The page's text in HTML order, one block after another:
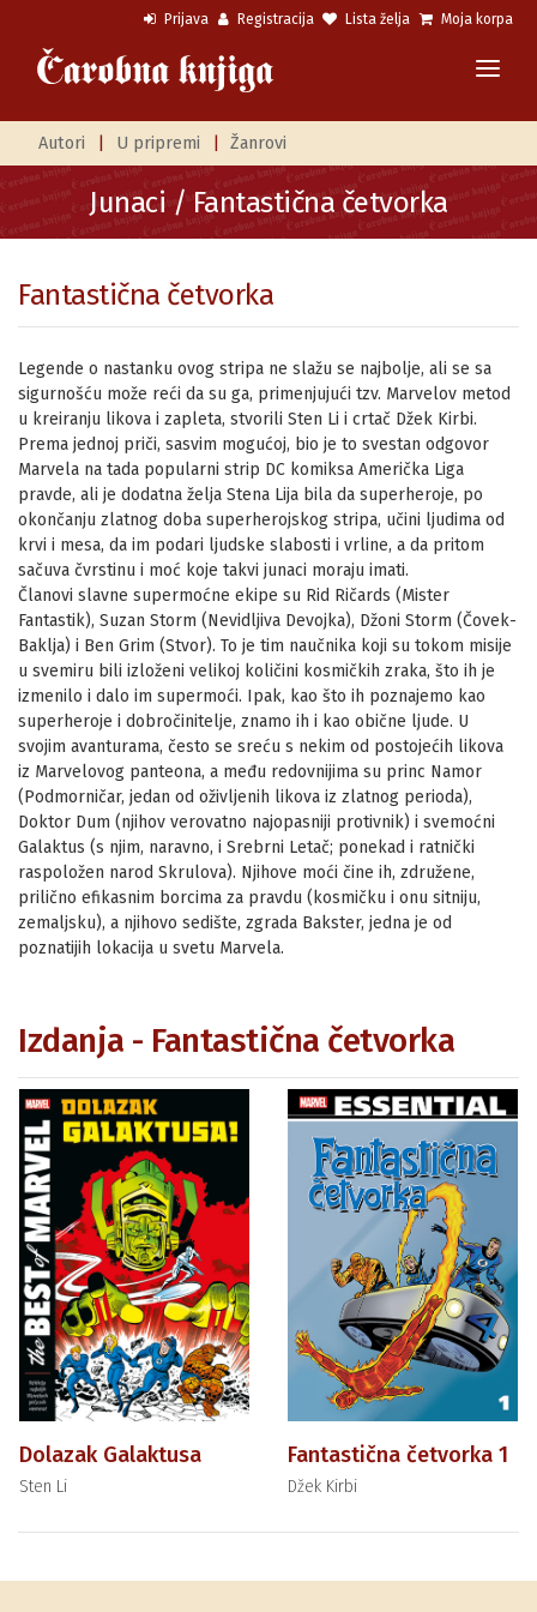
Prijava Registracija Lista želja Moja korpa
Autori U pripremi Žanrovi
Junaci/ Fantastična četvorka
Fantastična četvorka
Legende o nastanku ovog stripa ne slažu se najbolje, ali se sa
sigurnošću može reći da su ga, primenjujući tzv. Marvelov metod
u kreiranju likova i zapleta, stvorili Sten Li i crtač Džek Kirbi.
Prema jednoj priči, sasvim mogućoj, bio je to svestan odgovor
Marvela na tada popularni strip DC komiksa Američka Liga
pravde, ali je dodatna želja Stena Lija bila da superheroje, po
okončanju zlatnog doba superherojskog stripa, učini ljudima od
krvi i mesa, da im podari ljudske slabosti i vrline, a da pritom
sačuva čvrstinu i moć koje takvi junaci moraju imati.
Članovi slavne supermoćne ekipe su Rid Ričards (Mister
Fantastik), Suzan Storm (Nevidljiva Devojka), Džoni Storm (Čovek-
Baklja) i Ben Grim (Stvor). To je tim naučnika koji su tokom misije
u svemiru bili izloženi velikoj količini kosmičkih zraka, što ih je
izmenilo i dalo im supermoći. Ipak, kao što ih poznajemo kao
superheroje i dobročinitelje, znamo ih i kao obične ljude. U
svojim avanturama, često se sreću s nekim od postojećih likova
iz Marvelovog panteona, a među redovnijima su princ Namor
(Podmorničar, jedan od oživljenih likova iz zlatnog perioda),
Doktor Dum (njihov verovatno najopasniji protivnik) i svemoćni
Galaktus (s njim, naravno, i Srebrni Letač; ponekad i ratnički
raspoložen narod Skrulova). Njihove moći čine ih, združene,
prilično efikasnim borcima za pravdu (kosmičku i onu sitniju,
zemaljsku), a njihovo sedište, zgrada Bakster, jedna je od
poznatijih lokacija u svetu Marvela.
Izdanja - Fantastična četvorka
Dolazak Galaktusa
Sten Li
Fantastična četvorka 1
Džek Kirbi